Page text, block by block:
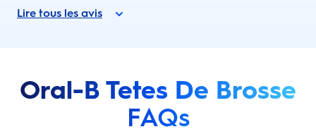
Lire tous les avis
Oral-B Tetes De Brosse
FAQs